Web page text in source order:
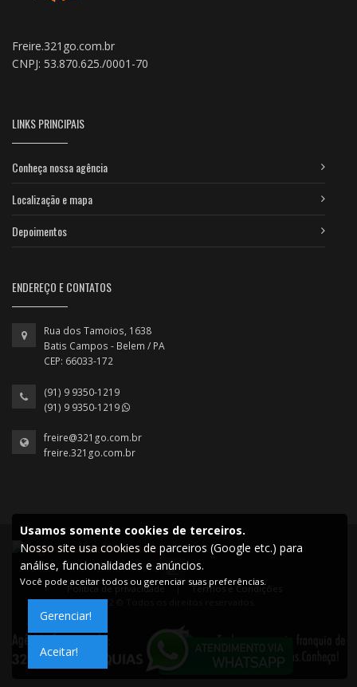
Freire.321go.com.br
CNPJ: 53.870.625./0001-70
LINKS PRINCIPAIS
Conheça nossa agência
Localização e mapa
Depoimentos
ENDEREÇO E CONTATOS
Rua dos Tamoios, 1638
Batis Campos - Belem / PA
CEP: 66033-172
(91) 9 9350-1219
(91) 9 9350-1219
freire@321go.com.br
freire.321go.com.br
Política de privacidade |
Termos e Condições
2022 © Todos os direitos reservados.
Usamos somente cookies de terceiros.
Nosso site usa cookies de parceiros (Google etc.) para
análise, funcionalidades e anúncios.
Você pode aceitar todos ou gerenciar suas preferências.
Gerenciar!
Aceitar!